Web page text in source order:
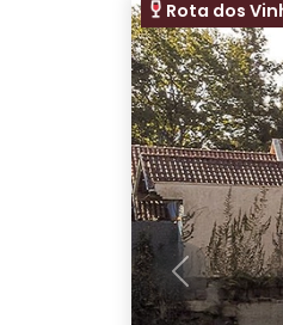
Anterior
Rota dos